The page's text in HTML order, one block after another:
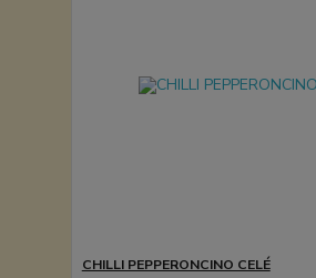
CHILLI PEPPERONCINO CELÉ